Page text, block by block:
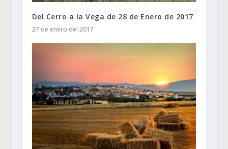
Del Cerro a la Vega de 28 de Enero de 2017
27 de enero del 2017